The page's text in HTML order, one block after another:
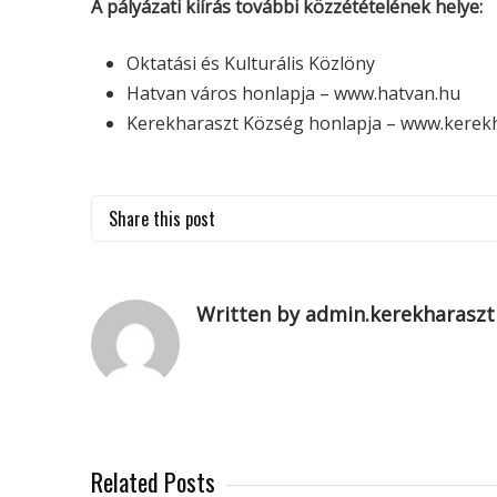
A pályázati kiírás további közzétételének helye:
Oktatási és Kulturális Közlöny
Hatvan város honlapja – www.hatvan.hu
Kerekharaszt Község honlapja –
Share this post
Written by admin.kerekharaszt
Related Posts